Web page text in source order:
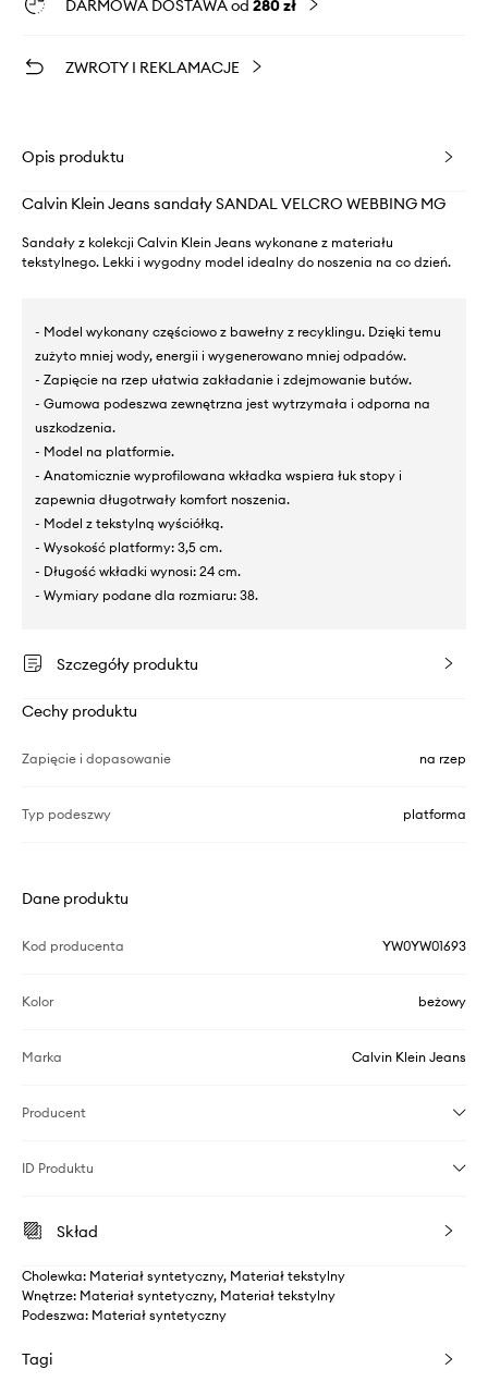
DARMOWA DOSTAWA od 280 zł
ZWROTY I REKLAMACJE
Opis produktu
Calvin Klein Jeans sandały SANDAL VELCRO WEBBING MG
Sandały z kolekcji Calvin Klein Jeans wykonane z materiału
tekstylnego. Lekki i wygodny model idealny do noszenia na co dzień.
- Model wykonany częściowo z bawełny z recyklingu. Dzięki temu
zużyto mniej wody, energii i wygenerowano mniej odpadów.
- Zapięcie na rzep ułatwia zakładanie i zdejmowanie butów.
- Gumowa podeszwa zewnętrzna jest wytrzymała i odporna na
uszkodzenia.
- Model na platformie.
- Anatomicznie wyprofilowana wkładka wspiera łuk stopy i
zapewnia długotrwały komfort noszenia.
- Model z tekstylną wyściółką.
- Wysokość platformy: 3,5 cm.
- Długość wkładki wynosi: 24 cm.
- Wymiary podane dla rozmiaru: 38.
Szczegóły produktu
Cechy produktu
Zapięcie i dopasowanie na rzep
Typ podeszwy platforma
Dane produktu
Kod producenta YW0YW01693
Kolor beżowy
Marka Calvin Klein Jeans
Producent
ID Produktu
Skład
Cholewka: Materiał syntetyczny, Materiał tekstylny
Wnętrze: Materiał syntetyczny, Materiał tekstylny
Podeszwa: Materiał syntetyczny
Tagi